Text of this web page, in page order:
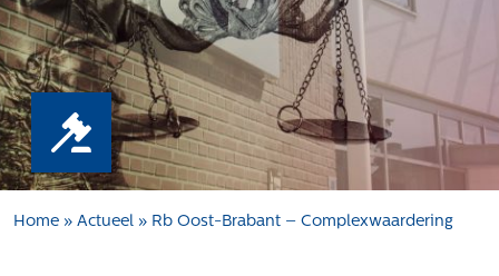
Grondstrategie en -verwerving
Taxaties overheid
Taxaties zakelijk
Schadevergoedingsrecht
Rentmeesterij
Transities
Home » Actueel » Rb Oost-Brabant – Complexwaardering